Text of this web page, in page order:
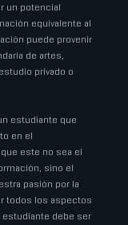
un potencial
equivalente al
puede provenir
de artes,
privado o
estudiante que
en el
este no sea el
sino el
pasión por la
todos los aspectos
estudiante debe ser